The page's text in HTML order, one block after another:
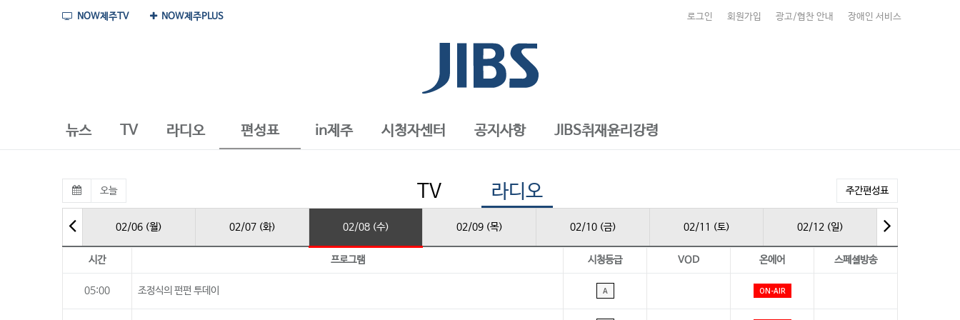
NOW제주PLUS
NOW제주TV 장애인 서비스
광고/협찬 안내
회원가입
로그인
뉴스 TV 라디오 편성표 in제주 시청자센터 공지사항 JIBS취재윤리강령
오늘 TV 라디오 주간편성표
02/06 (월) 02/07 (화) 02/08 (수) 02/09 (목) 02/10 (금) 02/11 (토) 02/12 (일)
시간 프로그램 시청등급 VOD 온에어 스페셜방송
05:00 조정식의 펀펀 투데이 A ON-AIR